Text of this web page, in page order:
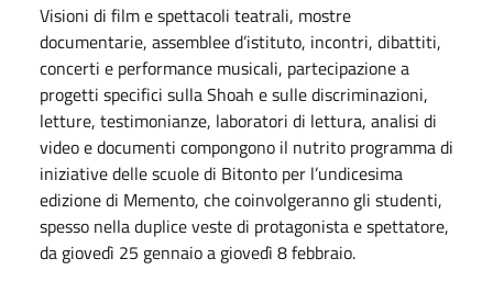
Visioni di film e spettacoli teatrali, mostre
documentarie, assemblee d’istituto, incontri, dibattiti,
concerti e performance musicali, partecipazione a
progetti specifici sulla Shoah e sulle discriminazioni,
letture, testimonianze, laboratori di lettura, analisi di
video e documenti compongono il nutrito programma di
iniziative delle scuole di Bitonto per l’undicesima
edizione di Memento, che coinvolgeranno gli studenti,
spesso nella duplice veste di protagonista e spettatore,
da giovedì 25 gennaio a giovedì 8 febbraio.